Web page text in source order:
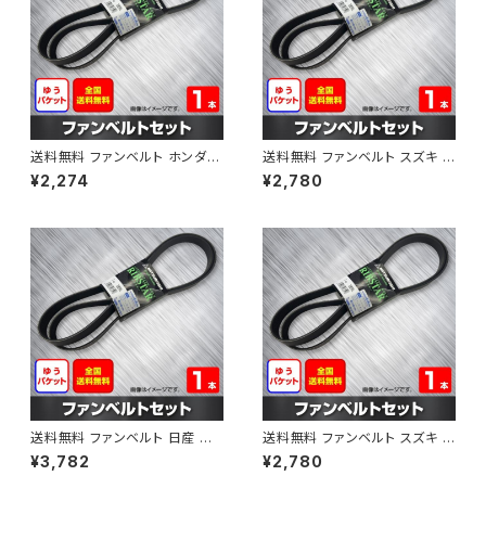
送料無料 ファンベルト ホンダ フ
ィット 型式GE6 H19.10～H25.
09 （国内トップメーカー） 1本 H
¥2,274
送料無料 ファンベルト スズキ ス
ペーシア 型式MK32S H25.03
～H30.02 （国内トップメーカ
¥2,780
送料無料 ファンベルト 日産 キ
ューブ 型式Z12 H20.11～H24.
10 （国内トップメーカー） 1本 H
¥3,782
送料無料 ファンベルト スズキ ワ
ゴンR 型式MH34S H24.09～
H29.02 （国内トップメーカー）
¥2,780